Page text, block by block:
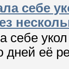
себе
себе
дней её